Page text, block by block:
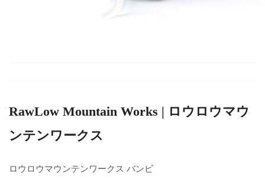
RawLow Mountain Works | ロウロウマウ
ンテンワークス
ロウロウマウンテンワークス バンビ